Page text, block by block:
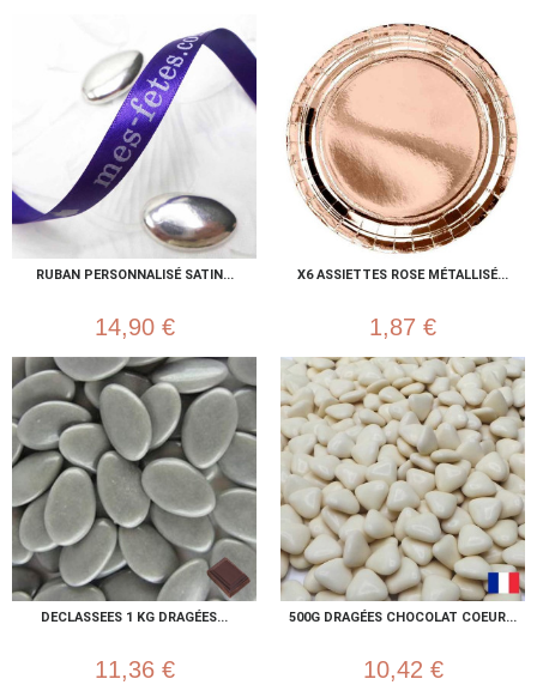
RUBAN PERSONNALISÉ SATIN...
14,90 €
X6 ASSIETTES ROSE MÉTALLISÉ...
1,87 €
DECLASSEES 1 KG DRAGÉES...
11,36 €
500G DRAGÉES CHOCOLAT COEUR...
10,42 €